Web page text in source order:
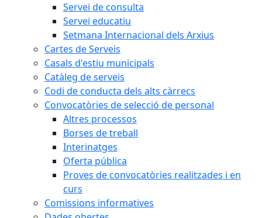
Servei de consulta
Servei educatiu
Setmana Internacional dels Arxius
Cartes de Serveis
Casals d'estiu municipals
Catàleg de serveis
Codi de conducta dels alts càrrecs
Convocatòries de selecció de personal
Altres processos
Borses de treball
Interinatges
Oferta pública
Proves de convocatòries realitzades i en
curs
Comissions informatives